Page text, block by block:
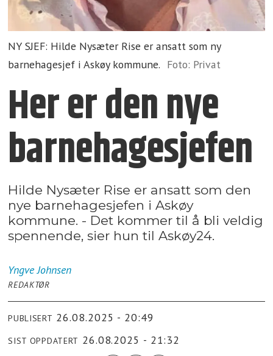
NY SJEF: Hilde Nysæter Rise er ansatt som ny
barnehagesjef i Askøy kommune. Foto: Privat
Her er den nye
barnehage­sjefen
Hilde Nysæter Rise er ansatt som den
nye barnehagesjefen i Askøy
kommune. - Det kommer til å bli veldig
spennende, sier hun til Askøy24.
Yngve Johnsen
REDAKTØR
PUBLISERT 26.08.2025 - 20:49
SIST OPPDATERT 26.08.2025 - 21:32